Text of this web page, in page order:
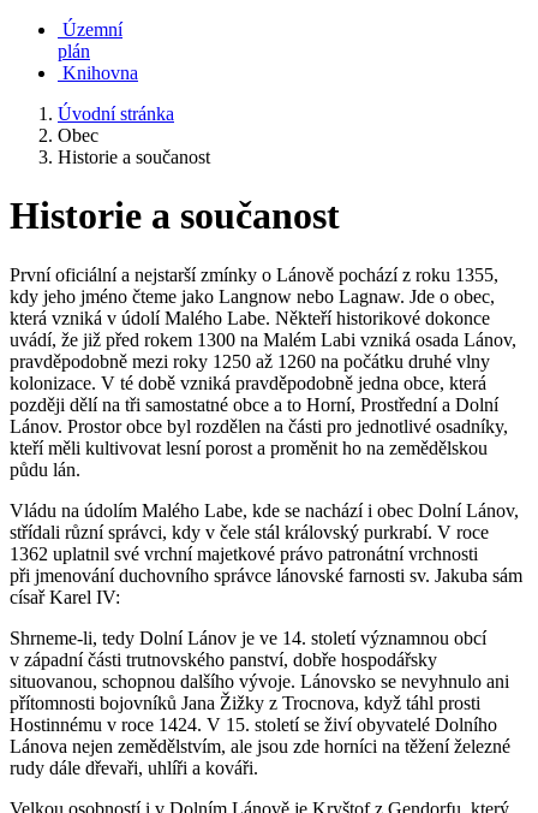
Územní
plán
Knihovna
Úvodní stránka
Obec
Historie a součanost
Historie a součanost
První oficiální a nejstarší zmínky o Lánově pochází z roku 1355,
kdy jeho jméno čteme jako Langnow nebo Lagnaw. Jde o obec,
která vzniká v údolí Malého Labe. Někteří historikové dokonce
uvádí, že již před rokem 1300 na Malém Labi vzniká osada Lánov,
pravděpodobně mezi roky 1250 až 1260 na počátku druhé vlny
kolonizace. V té době vzniká pravděpodobně jedna obce, která
později dělí na tři samostatné obce a to Horní, Prostřední a Dolní
Lánov. Prostor obce byl rozdělen na části pro jednotlivé osadníky,
kteří měli kultivovat lesní porost a proměnit ho na zemědělskou
půdu lán.
Vládu na údolím Malého Labe, kde se nachází i obec Dolní Lánov,
střídali různí správci, kdy v čele stál královský purkrabí. V roce
1362 uplatnil své vrchní majetkové právo patronátní vrchnosti
při jmenování duchovního správce lánovské farnosti sv. Jakuba sám
císař Karel IV:
Shrneme-li, tedy Dolní Lánov je ve 14. století významnou obcí
v západní části trutnovského panství, dobře hospodářsky
situovanou, schopnou dalšího vývoje. Lánovsko se nevyhnulo ani
přítomnosti bojovníků Jana Žižky z Trocnova, když táhl prosti
Hostinnému v roce 1424. V 15. století se živí obyvatelé Dolního
Lánova nejen zemědělstvím, ale jsou zde horníci na těžení železné
rudy dále dřevaři, uhlíři a kováři.
Velkou osobností i v Dolním Lánově je Kryštof z Gendorfu, který